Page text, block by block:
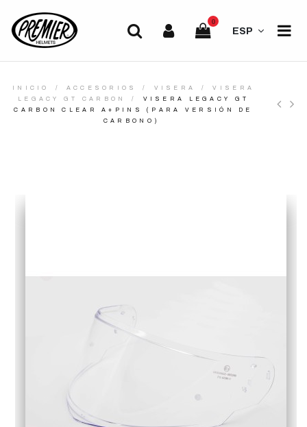
0
ESP
INICIO ACCESORIOS VISERA
VISERA
LEGACY GT CARBON
VISERA LEGACY GT
CARBON CLEAR A+PINS (PARA VERSIÓN DE
CARBONO)